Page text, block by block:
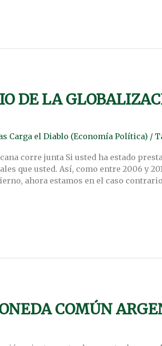
DE LA
Carga el Diablo (Economía Política) /
corre junta Si usted ha estado
que usted. Así, como entre 2006 y
ahora estamos en el caso
COMÚN